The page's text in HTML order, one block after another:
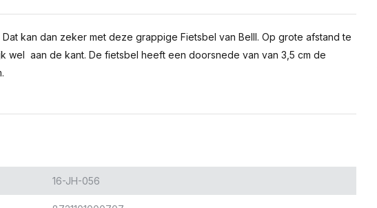
kan dan zeker met deze grappige Fietsbel van Belll. Op grote afstand te
wel aan de kant. De fietsbel heeft een doorsnede van van 3,5 cm de
16-JH-056